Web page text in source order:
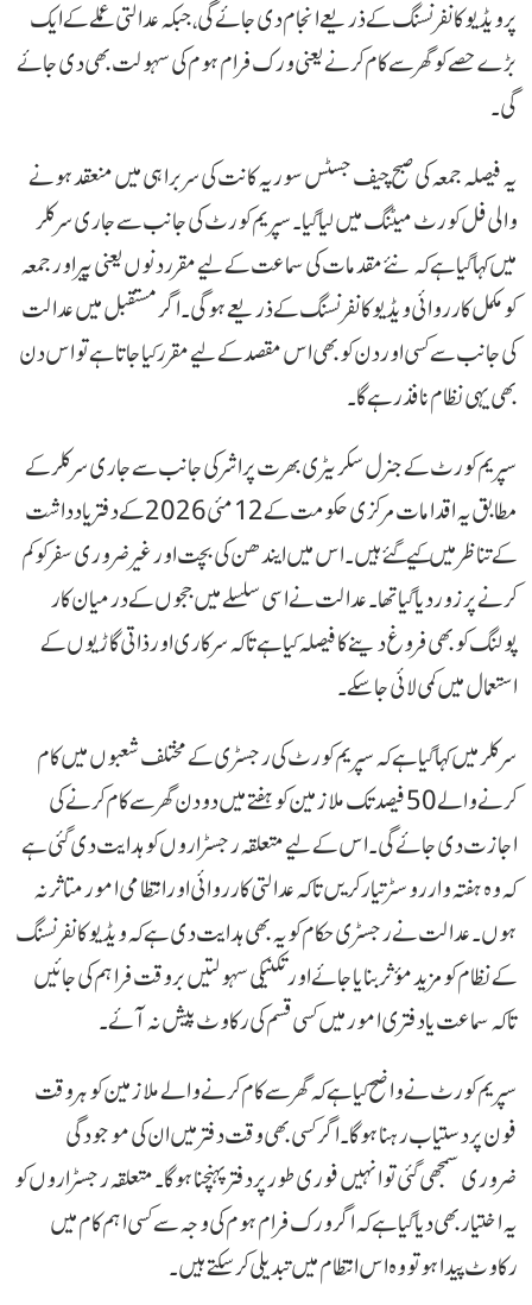
پر ویڈیو کانفرنسنگ کے ذریعے انجام دی جائے گی، جبکہ عدالتی عملے کے ایک
بڑے حصے کو گھر سے کام کرنے یعنی ورک فرام ہوم کی سہولت بھی دی جائے
گی۔
یہ فیصلہ جمعہ کی صبح چیف جسٹس سوریہ کانت کی سربراہی میں منعقد ہونے
والی فل کورٹ میٹنگ میں لیا گیا۔ سپریم کورٹ کی جانب سے جاری سرکلر
میں کہا گیا ہے کہ نئے مقدمات کی سماعت کے لیے مقرر دنوں یعنی پیر اور جمعہ
کو مکمل کارروائی ویڈیو کانفرنسنگ کے ذریعے ہوگی۔ اگر مستقبل میں عدالت
کی جانب سے کسی اور دن کو بھی اس مقصد کے لیے مقرر کیا جاتا ہے تو اس دن
بھی یہی نظام نافذ رہے گا۔
سپریم کورٹ کے جنرل سکریٹری بھرت پراشر کی جانب سے جاری سرکلر کے
مطابق یہ اقدامات مرکزی حکومت کے 12 مئی 2026 کے دفتر یادداشت
کے تناظر میں کیے گئے ہیں۔ اس میں ایندھن کی بچت اور غیر ضروری سفر کو کم
کرنے پر زور دیا گیا تھا۔ عدالت نے اسی سلسلے میں ججوں کے درمیان کار
پولنگ کو بھی فروغ دینے کا فیصلہ کیا ہے تاکہ سرکاری اور ذاتی گاڑیوں کے
استعمال میں کمی لائی جا سکے۔
سرکلر میں کہا گیا ہے کہ سپریم کورٹ کی رجسٹری کے مختلف شعبوں میں کام
کرنے والے 50 فیصد تک ملازمین کو ہفتے میں دو دن گھر سے کام کرنے کی
اجازت دی جائے گی۔ اس کے لیے متعلقہ رجسٹراروں کو ہدایت دی گئی ہے
کہ وہ ہفتہ وار روسٹر تیار کریں تاکہ عدالتی کارروائی اور انتظامی امور متاثر نہ
ہوں۔عدالت نے رجسٹری حکام کو یہ بھی ہدایت دی ہے کہ ویڈیو کانفرنسنگ
کے نظام کو مزید مؤثر بنایا جائے اور تکنیکی سہولتیں بروقت فراہم کی جائیں
تاکہ سماعت یا دفتری امور میں کسی قسم کی رکاوٹ پیش نہ آئے۔
سپریم کورٹ نے واضح کیا ہے کہ گھر سے کام کرنے والے ملازمین کو ہر وقت
فون پر دستیاب رہنا ہوگا۔ اگر کسی بھی وقت دفتر میں ان کی موجودگی
ضروری سمجھی گئی تو انہیں فوری طور پر دفتر پہنچنا ہوگا۔ متعلقہ رجسٹراروں کو
یہ اختیار بھی دیا گیا ہے کہ اگر ورک فرام ہوم کی وجہ سے کسی اہم کام میں
رکاوٹ پیدا ہو تو وہ اس انتظام میں تبدیلی کر سکتے ہیں۔